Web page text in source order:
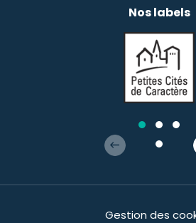
Nos labels
Gestion des